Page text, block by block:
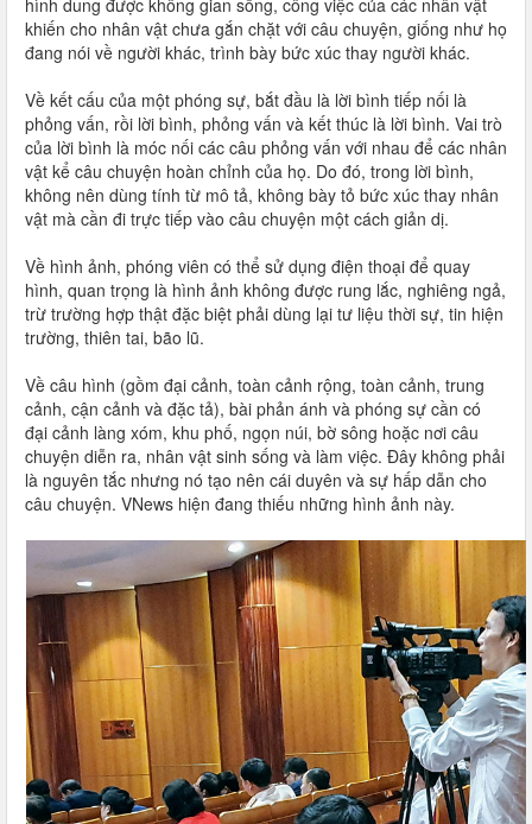
hình dung được không gian sống, công việc của các nhân vật
khiến cho nhân vật chưa gắn chặt với câu chuyện, giống như họ
đang nói về người khác, trình bày bức xúc thay người khác.
Về kết cấu của một phóng sự, bắt đầu là lời bình tiếp nối là
phỏng vấn, rồi lời bình, phỏng vấn và kết thúc là lời bình. Vai trò
của lời bình là móc nối các câu phỏng vấn với nhau để các nhân
vật kể câu chuyện hoàn chỉnh của họ. Do đó, trong lời bình,
không nên dùng tính từ mô tả, không bày tỏ bức xúc thay nhân
vật mà cần đi trực tiếp vào câu chuyện một cách giản dị.
Về hình ảnh, phóng viên có thể sử dụng điện thoại để quay
hình, quan trọng là hình ảnh không được rung lắc, nghiêng ngả,
trừ trường hợp thật đặc biệt phải dùng lại tư liệu thời sự, tin hiện
trường, thiên tai, bão lũ.
Về câu hình (gồm đại cảnh, toàn cảnh rộng, toàn cảnh, trung
cảnh, cận cảnh và đặc tả), bài phản ánh và phóng sự cần có
đại cảnh làng xóm, khu phố, ngọn núi, bờ sông hoặc nơi câu
chuyện diễn ra, nhân vật sinh sống và làm việc. Đây không phải
là nguyên tắc nhưng nó tạo nên cái duyên và sự hấp dẫn cho
câu chuyện. VNews hiện đang thiếu những hình ảnh này.